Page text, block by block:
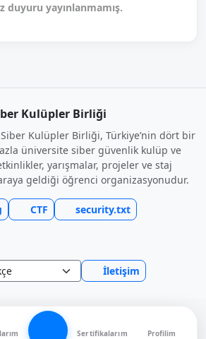
duyuru yayınlanmamış.
Kulüpler Birliği
Siber Kulüpler Birliği, Türkiye’nin dört bir
üniversite siber güvenlik kulüp ve
yarışmalar, projeler ve staj
geldiği öğrenci organizasyonudur.
CTF security.txt
İletişim
Sertifikalarım Profilim